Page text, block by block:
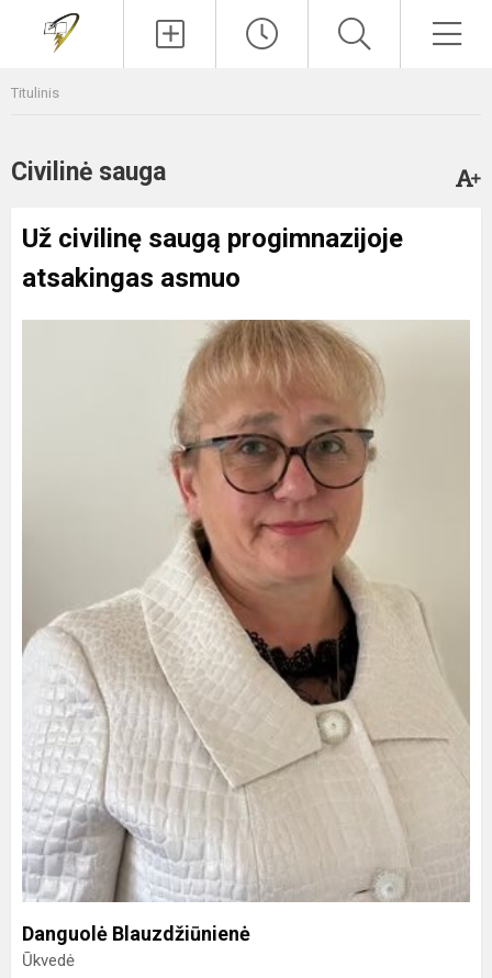
Titulinis
Civilinė sauga
Už civilinę saugą progimnazijoje
atsakingas asmuo
Danguolė Blauzdžiūnienė
Ūkvedė